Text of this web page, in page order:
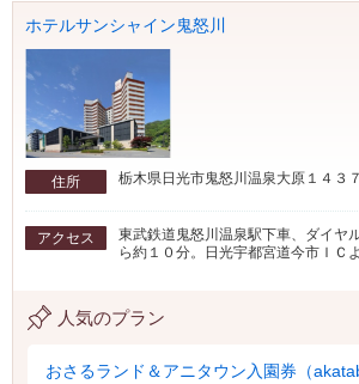
ホテルサンシャイン鬼怒川
住所 栃木県日光市鬼怒川温泉大原１４３
アクセス
東武鉄道鬼怒川温泉駅下車、ダイヤ
ら約１０分。日光宇都宮道今市ＩＣ
人気のプラン
おさるランド＆アニタウン入園券（